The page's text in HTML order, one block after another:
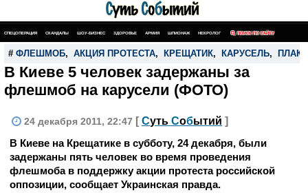
СПЕЦОПЕРАЦИЯ СКАНДАЛЫ ШОУ-БИЗНЕС ЗДОРОВЬЕ АРМИЯ ШПИОНАЖ НЕКРОЛОГ ПОИСК ПО САЙТУ
# ФЛЕШМОБ, АКЦИЯ ПРОТЕСТА, КРЕЩАТИК, КАРУСЕЛЬ,
В Киеве 5 человек задержаны за
флешмоб на карусели (ФОТО)
24 декабря 2011, 22:47 [ Суть Событий ]
В Киеве на Крещатике в субботу, 24 декабря, были
задержаны пять человек во время проведения
флешмоба в поддержку акции протеста российской
оппозиции, сообщает Украинская правда.